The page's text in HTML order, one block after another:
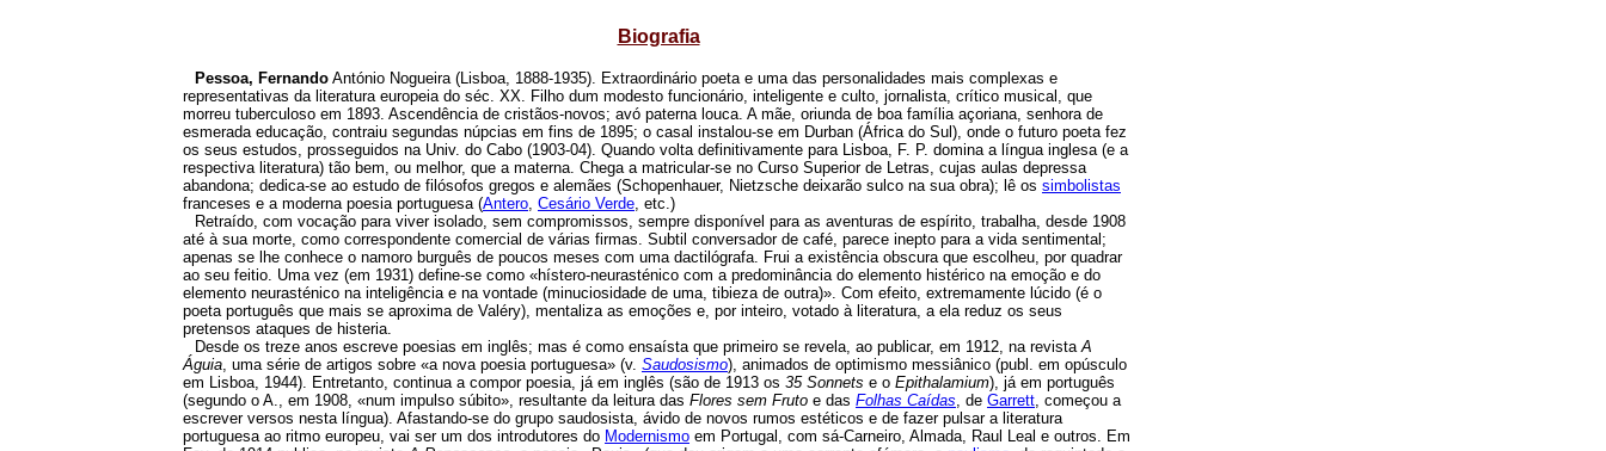
Biografia
Pessoa, Fernando António Nogueira (Lisboa, 1888-1935). Extraordinário poeta e uma das personalidades mais complexas e
representativas da literatura europeia do séc. XX. Filho dum modesto funcionário, inteligente e culto, jornalista, crítico musical, que
morreu tuberculoso em 1893. Ascendência de cristãos-novos; avó paterna louca. A mãe, oriunda de boa família açoriana, senhora de
esmerada educação, contraiu segundas núpcias em fins de 1895; o casal instalou-se em Durban (África do Sul), onde o futuro poeta fez
os seus estudos, prosseguidos na Univ. do Cabo (1903-04). Quando volta definitivamente para Lisboa, F. P. domina a língua inglesa (e a
respectiva literatura) tão bem, ou melhor, que a materna. Chega a matricular-se no Curso Superior de Letras, cujas aulas depressa
abandona; dedica-se ao estudo de filósofos gregos e alemães (Schopenhauer, Nietzsche deixarão sulco na sua obra); lê os simbolistas
franceses e a moderna poesia portuguesa (Antero, Cesário Verde, etc.)
Retraído, com vocação para viver isolado, sem compromissos, sempre disponível para as aventuras de espírito, trabalha, desde 1908
até à sua morte, como correspondente comercial de várias firmas. Subtil conversador de café, parece inepto para a vida sentimental;
apenas se lhe conhece o namoro burguês de poucos meses com uma dactilógrafa. Frui a existência obscura que escolheu, por quadrar
ao seu feitio. Uma vez (em 1931) define-se como «hístero-neurasténico com a predominância do elemento histérico na emoção e do
elemento neurasténico na inteligência e na vontade (minuciosidade de uma, tibieza de outra)». Com efeito, extremamente lúcido (é o
poeta português que mais se aproxima de Valéry), mentaliza as emoções e, por inteiro, votado à literatura, a ela reduz os seus
pretensos ataques de histeria.
Desde os treze anos escreve poesias em inglês; mas é como ensaísta que primeiro se revela, ao publicar, em 1912, na revistaA
Águia, uma série de artigos sobre «a nova poesia portuguesa» (v. Saudosismo), animados de optimismo messiânico (publ. em opúsculo
em Lisboa, 1944). Entretanto, continua a compor poesia, já em inglês (são de 1913 os 35 Sonnets e o Epithalamium), já em português
(segundo o A., em 1908, «num impulso súbito», resultante da leitura das Flores sem Fruto e das Folhas Caídas, de Garrett, começou a
escrever versos nesta língua). Afastando-se do grupo saudosista, ávido de novos rumos estéticos e de fazer pulsar a literatura
portuguesa ao ritmo europeu, vai ser um dos introdutores do Modernismo em Portugal, com sá-Carneiro, Almada, Raul Leal e outros. Em